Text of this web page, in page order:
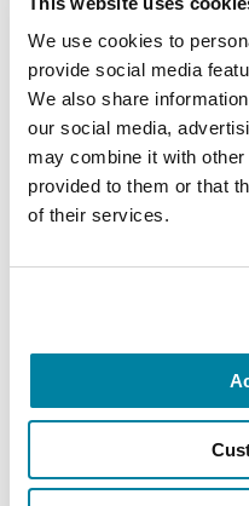
We use cookies to
provide social media
We also share
our social media,
may combine it with
provided to them or that
of their services.
conviértalos en
tiempo para
o simplemente
descansos con
cuando esté fuera.
Cultive una
afrontando la
planee su próximo
Haga un plan de
lo que quiere
a mantener la
ser querido